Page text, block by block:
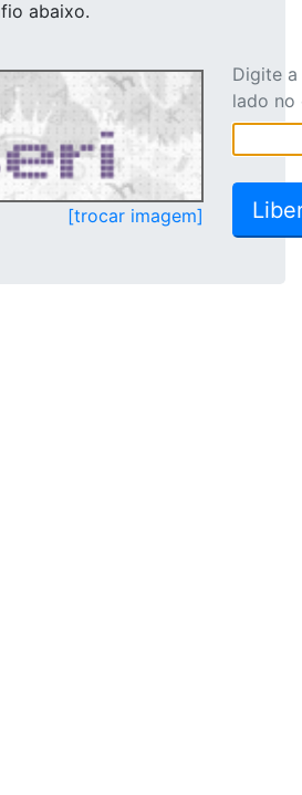
abaixo.
[trocar imagem]
Digite
lado no